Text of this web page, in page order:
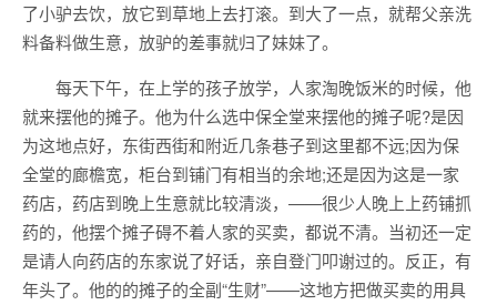
了小驴去饮，放它到草地上去打滚。到大了一点，就帮父亲洗
料备料做生意，放驴的差事就归了妹妹了。
每天下午，在上学的孩子放学，人家淘晚饭米的时候，他
就来摆他的摊子。他为什么选中保全堂来摆他的摊子呢?是因
为这地点好，东街西街和附近几条巷子到这里都不远;因为保
全堂的廊檐宽，柜台到铺门有相当的余地;还是因为这是一家
药店，药店到晚上生意就比较清淡，——很少人晚上上药铺抓
药的，他摆个摊子碍不着人家的买卖，都说不清。当初还一定
是请人向药店的东家说了好话，亲自登门叩谢过的。反正，有
年头了。他的的摊子的全副“生财”——这地方把做买卖的用具